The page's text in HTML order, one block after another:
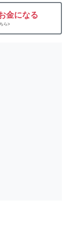
金になる
ら>